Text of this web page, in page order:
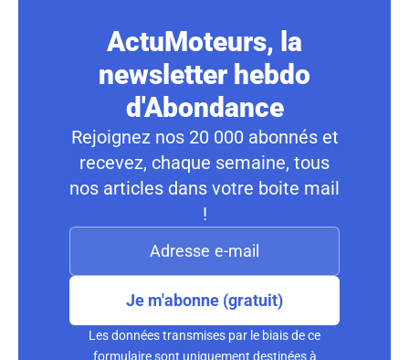
ActuMoteurs, la
newsletter hebdo
d'Abondance
Rejoignez nos 20 000 abonnés et
recevez, chaque semaine, tous
nos articles dans votre boite mail
!
Je m'abonne (gratuit)
Les données transmises par le biais de ce
formulaire sont uniquement destinées à